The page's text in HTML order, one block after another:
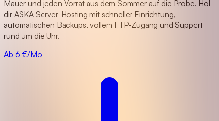
Mauer und jeden Vorrat aus dem Sommer auf die Probe. Hol
dir ASKA Server-Hosting mit schneller Einrichtung,
automatischen Backups, vollem FTP-Zugang und Support
rund um die Uhr.
Ab 6 €/Mo